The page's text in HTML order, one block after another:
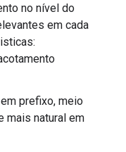
no nível do
em cada
prefixo, meio
mais natural em